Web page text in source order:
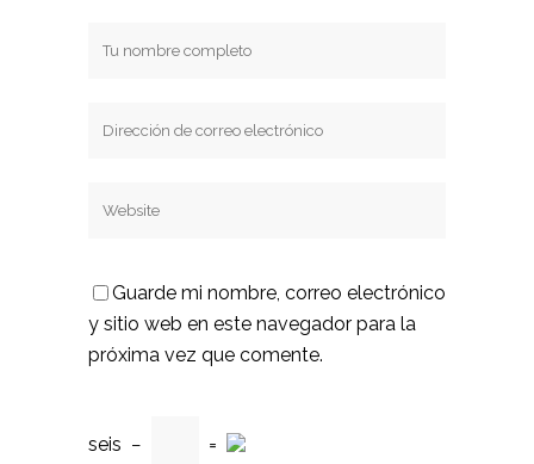
Guarde mi nombre, correo electrónico
y sitio web en este navegador para la
próxima vez que comente.
seis − =